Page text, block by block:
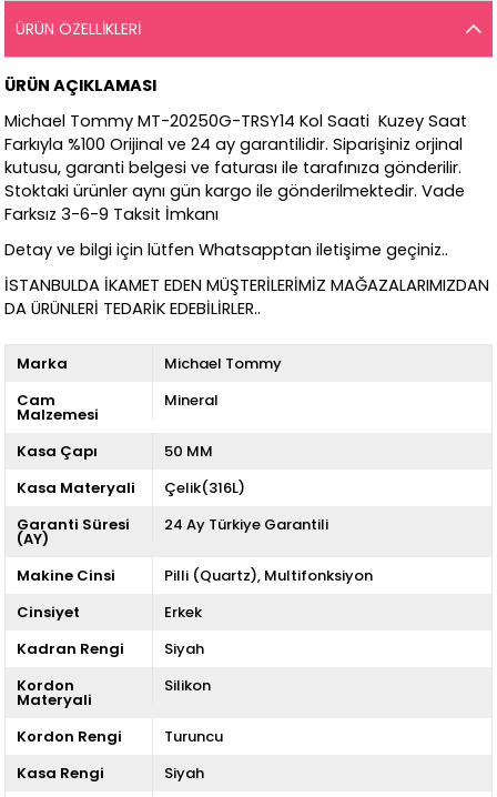
ÜRÜN ÖZELLIKLERI
ÜRÜN AÇIKLAMASI
Michael Tommy MT-20250G-TRSY14 Kol Saati Kuzey Saat
Farkıyla %100 Orijinal ve 24 ay garantilidir. Siparişiniz orjinal
kutusu, garanti belgesi ve faturası ile tarafınıza gönderilir.
Stoktaki ürünler aynı gün kargo ile gönderilmektedir. Vade
Farksız 3-6-9 Taksit İmkanı
Detay ve bilgi için lütfen Whatsapptan iletişime geçiniz..
İSTANBULDA İKAMET EDEN MÜŞTERİLERİMİZ MAĞAZALARIMIZDAN
DA ÜRÜNLERİ TEDARİK EDEBİLİRLER..
Marka
Michael Tommy
Cam
Malzemesi
Mineral
Kasa Çapı
50 MM
Kasa Materyali
Çelik(316L)
Garanti Süresi
(AY)
24 Ay Türkiye Garantili
Makine Cinsi Pilli (Quartz) Multifonksiyon
Cinsiyet
Erkek
Kadran Rengi
Siyah
Kordon
Materyali
Silikon
Kordon Rengi
Turuncu
Kasa Rengi
Siyah